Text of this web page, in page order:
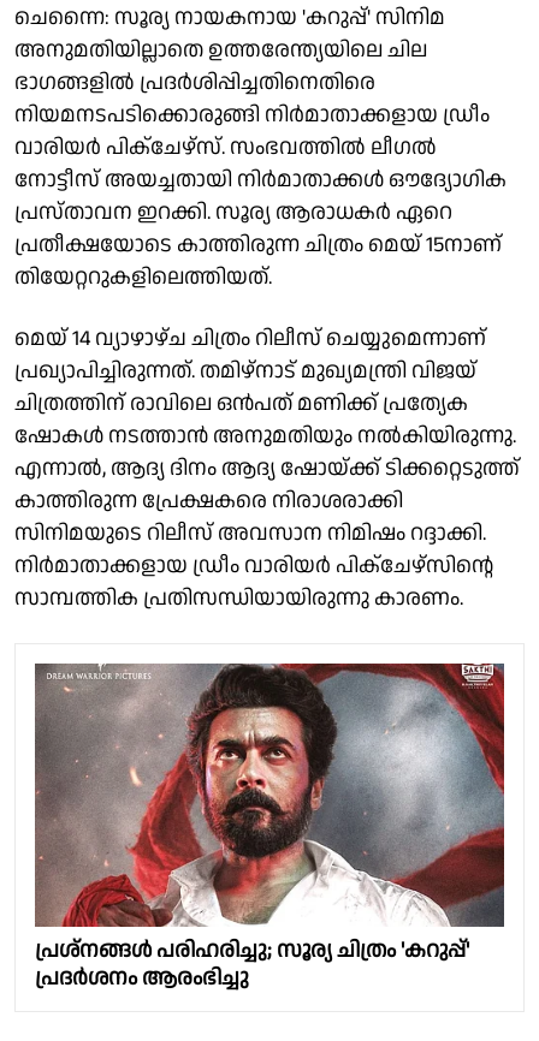
ചെന്നൈ: സൂര്യ നായകനായ 'കറുപ്പ്' സിനിമ
അനുമതിയില്ലാതെ ഉത്തരേന്ത്യയിലെ ചില
ഭാഗങ്ങളിൽ പ്രദർശിപ്പിച്ചതിനെതിരെ
നിയമനടപടിക്കൊരുങ്ങി നിർമാതാക്കളായ ഡ്രീം
വാരിയർ പിക്ചേഴ്സ്. സംഭവത്തിൽ ലീഗൽ
നോട്ടീസ് അയച്ചതായി നിർമാതാക്കൾ ഔദ്യോഗിക
പ്രസ്താവന ഇറക്കി. സൂര്യ ആരാധകര്‍ ഏറെ
പ്രതീക്ഷയോടെ കാത്തിരുന്ന ചിത്രം മെയ് 15നാണ്
തിയേറ്ററുകളിലെത്തിയത്.
മെയ് 14 വ്യാഴാഴ്ച ചിത്രം റിലീസ് ചെയ്യുമെന്നാണ്
പ്രഖ്യാപിച്ചിരുന്നത്. തമിഴ്നാട് മുഖ്യമന്ത്രി വിജയ്
ചിത്രത്തിന് രാവിലെ ഒൻപത് മണിക്ക് പ്രത്യേക
ഷോകൾ നടത്താൻ അനുമതിയും നൽകിയിരുന്നു.
എന്നാൽ, ആദ്യ ദിനം ആദ്യ ഷോയ്ക്ക് ടിക്കറ്റെടുത്ത്
കാത്തിരുന്ന പ്രേക്ഷകരെ നിരാശരാക്കി
സിനിമയുടെ റിലീസ് അവസാന നിമിഷം റദ്ദാക്കി.
നിർമാതാക്കളായ ഡ്രീം വാരിയർ പിക്‌ചേഴ്സിന്റെ
സാമ്പത്തിക പ്രതിസന്ധിയായിരുന്നു കാരണം.
പ്രശ്നങ്ങൾ പരിഹരിച്ചു; സൂര്യ ചിത്രം 'കറുപ്പ്'
പ്രദർശനം ആരംഭിച്ചു